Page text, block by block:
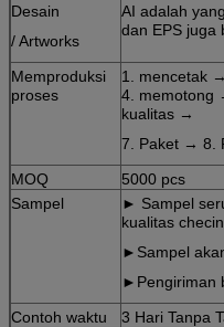
Desain
/ Artworks
AI adalah
dan EPS juga
Memproduksi
proses
1. mencetak
4. memotong
kualitas →
7. Paket → 8.
MOQ
5000 pcs
Sampel
► Sampel
kualitas
►Sampel
►Pengiriman
Contoh waktu
3 Hari Tanpa